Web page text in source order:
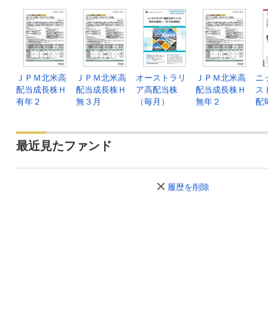
ＪＰＭ北米高
配当成長株Ｈ
有年２
ＪＰＭ北米高
配当成長株Ｈ
無３月
オーストラリ
ア高配当株
（毎月）
ＪＰＭ北米高
配当成長株Ｈ
無年２
ニ
ス
配
最近見たファンド
履歴を削除